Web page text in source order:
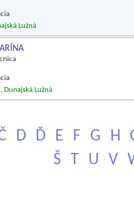
Lužná
Dunajská Lužná
D Ď E F G H
Š
T U V